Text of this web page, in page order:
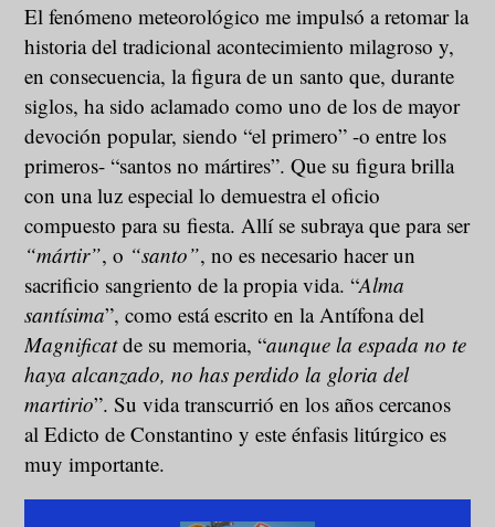
El fenómeno meteorológico me impulsó a retomar la
historia del tradicional acontecimiento milagroso y,
en consecuencia, la figura de un santo que, durante
siglos, ha sido aclamado como uno de los de mayor
devoción popular, siendo “el primero” -o entre los
primeros- “santos no mártires”. Que su figura brilla
con una luz especial lo demuestra el oficio
compuesto para su fiesta. Allí se subraya que para ser
“mártir”, o “santo”, no es necesario hacer un
sacrificio sangriento de la propia vida. “Alma
santísima”, como está escrito en la Antífona del
Magnificatde su memoria, “aunque la espada no te
haya alcanzado, no has perdido la gloria del
martirio”. Su vida transcurrió en los años cercanos
al Edicto de Constantino y este énfasis litúrgico es
muy importante.